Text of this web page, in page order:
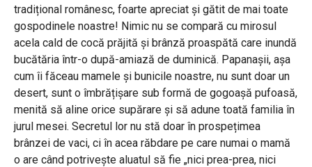
tradițional românesc, foarte apreciat și gătit de mai toate
gospodinele noastre! Nimic nu se compară cu mirosul
acela cald de cocă prăjită și brânză proaspătă care inundă
bucătăria într-o după-amiază de duminică. Papanașii, așa
cum îi făceau mamele și bunicile noastre, nu sunt doar un
desert, sunt o îmbrățișare sub formă de gogoașă pufoasă,
menită să aline orice supărare și să adune toată familia în
jurul mesei. Secretul lor nu stă doar în prospețimea
brânzei de vaci, ci în acea răbdare pe care numai o mamă
o are când potrivește aluatul să fie „nici prea-prea, nici